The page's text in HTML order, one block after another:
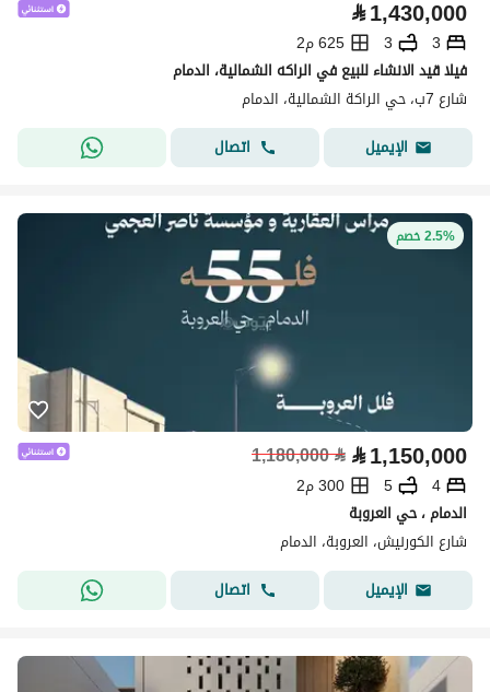
⃁1,430,000
3
3
625 م2
فيلا قيد الانشاء للبيع في الراكه الشمالية، الدمام
شارع 7ب، حي الراكة الشمالية، الدمام
الإيميل
اتصال
2.5% خصم
⃁1,150,000
⃁
1,180,000
4
5
300 م2
الدمام ، حي العروبة
شارع الكورنيش، العروبة، الدمام
الإيميل
اتصال